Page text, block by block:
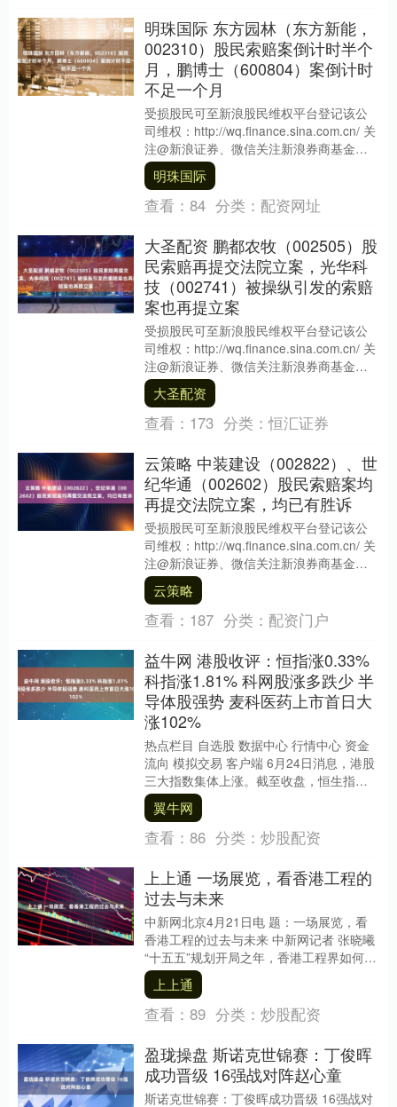
明珠国际 东方园林（东方新能，
002310）股民索赔案倒计时半个
月，鹏博士（600804）案倒计时
不足一个月
受损股民可至新浪股民维权平台登记该公
司维权：http://wq.finance.sina.com.cn/ 关
注@新浪证券、微信关注新浪券商基金、
百度搜索新浪股民....
明珠国际
查看： 84 分类： 配资网址
大圣配资 鹏都农牧（002505）股
民索赔再提交法院立案，光华科
技（002741）被操纵引发的索赔
案也再提立案
受损股民可至新浪股民维权平台登记该公
司维权：http://wq.finance.sina.com.cn/ 关
注@新浪证券、微信关注新浪券商基金、
百度搜索新浪股民....
大圣配资
查看： 173 分类：恒汇证券
云策略 中装建设（002822）、世
纪华通（002602）股民索赔案均
再提交法院立案，均已有胜诉
受损股民可至新浪股民维权平台登记该公
司维权：http://wq.finance.sina.com.cn/ 关
注@新浪证券、微信关注新浪券商基金、
百度搜索新浪股民....
云策略
查看： 187 分类： 配资门户
益牛网 港股收评：恒指涨0.33%
科指涨1.81% 科网股涨多跌少 半
导体股强势 麦科医药上市首日大
涨102%
热点栏目 自选股 数据中心 行情中心 资金
流向 模拟交易 客户端 6月24日消息，港股
三大指数集体上涨。截至收盘，恒生指数
涨0.33%，报23412.18，恒生....
翼牛网
查看： 86 分类： 炒股配资
上上通 一场展览，看香港工程的
过去与未来
中新网北京4月21日电 题：一场展览，看
香港工程的过去与未来 中新网记者 张晓曦
“十五五”规划开局之年，香港工程界如何更
好融入和服务国家发展大局、参与全球竞
争....
上上通
查看： 89 分类： 炒股配资
盈珑操盘 斯诺克世锦赛：丁俊晖
成功晋级 16强战对阵赵心童
斯诺克世锦赛：丁俊晖成功晋级 16强战对